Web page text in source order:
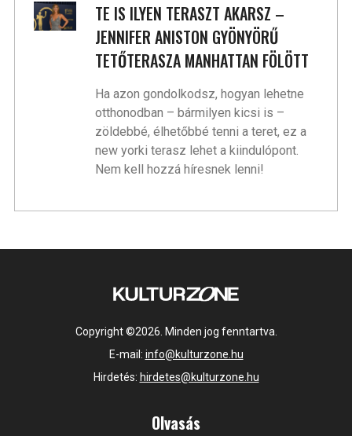
TE IS ILYEN TERASZT AKARSZ –
JENNIFER ANISTON GYÖNYÖRŰ
TETŐTERASZA MANHATTAN FÖLÖTT
Ha azon gondolkodsz, hogyan lehetne
otthonodban – bármilyen kicsi is –
zöldebbé, élhetőbbé tenni a teret, ez a
new yorki terasz lehet a kiindulópont.
Nem kell hozzá híresnek lenni!
Copyright ©2026. Minden jog fenntartva.
E-mail: info@kulturzone.hu
Hirdetés: hirdetes@kulturzone.hu
Olvasás